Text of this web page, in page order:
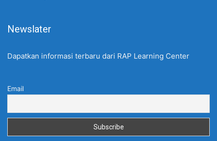
Newslater
Dapatkan informasi terbaru dari RAP Learning Center
Email